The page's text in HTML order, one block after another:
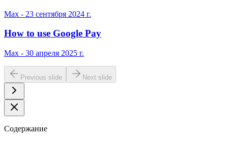
Max - 23 сентября 2024 г.
How to use Google Pay
Max - 30 апреля 2025 г.
Previous slide Next slide
Содержание